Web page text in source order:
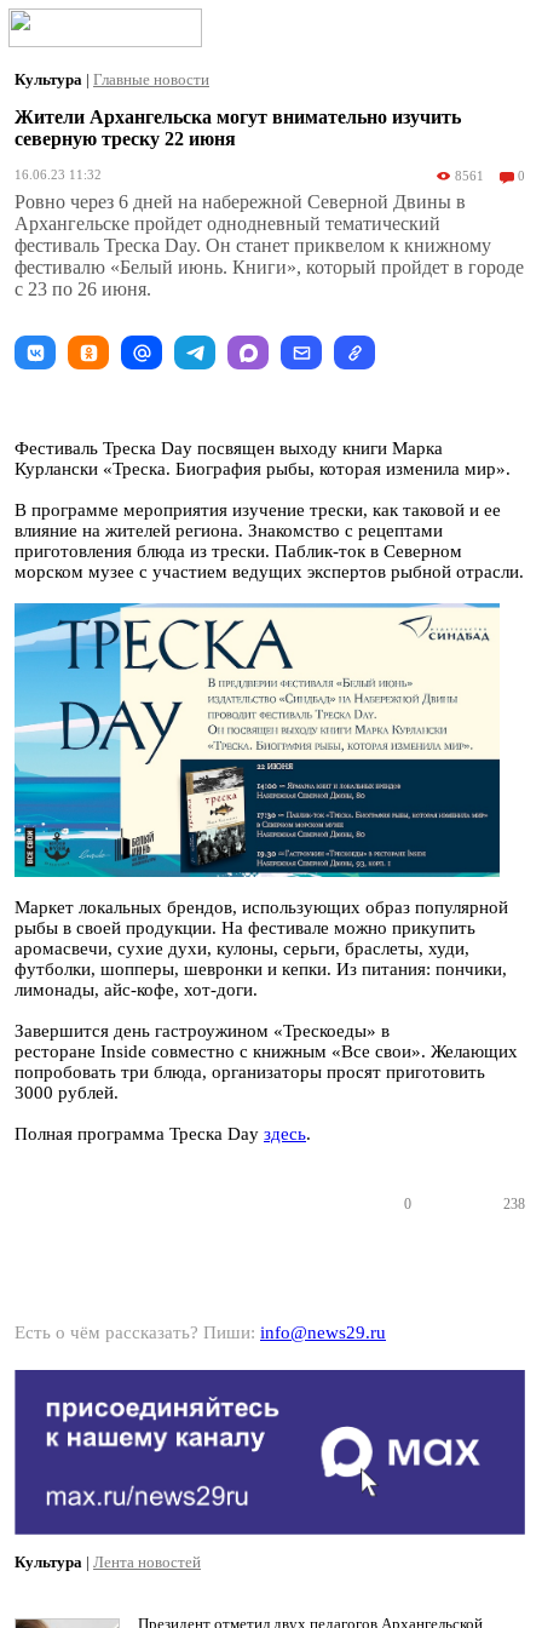
Культура | Главные новости
Жители Архангельска могут внимательно изучить
северную треску 22 июня
16.06.23 11:32 8561 0
Ровно через 6 дней на набережной Северной Двины в
Архангельске пройдет однодневный тематический
фестиваль Треска Day. Он станет приквелом к книжному
фестивалю «Белый июнь. Книги», который пройдет в городе
с 23 по 26 июня.
Фестиваль Треска Day посвящен выходу книги Марка
Курлански «Треска. Биография рыбы, которая изменила мир».
В программе мероприятия изучение трески, как таковой и ее
влияние на жителей региона. Знакомство с рецептами
приготовления блюда из трески. Паблик-ток в Северном
морском музее с участием ведущих экспертов рыбной отрасли.
Маркет локальных брендов, использующих образ популярной
рыбы в своей продукции. На фестивале можно прикупить
аромасвечи, сухие духи, кулоны, серьги, браслеты, худи,
футболки, шопперы, шевронки и кепки. Из питания: пончики,
лимонады, айс-кофе, хот-доги.
Завершится день гастроужином «Трескоеды» в
ресторане Inside совместно с книжным «Все свои». Желающих
попробовать три блюда, организаторы просят приготовить
3000 рублей.
Полная программа Треска Day здесь.
0 238
Есть о чём рассказать? Пиши: info@news29.ru
Культура | Лента новостей
Президент отметил двух педагогов Архангельской